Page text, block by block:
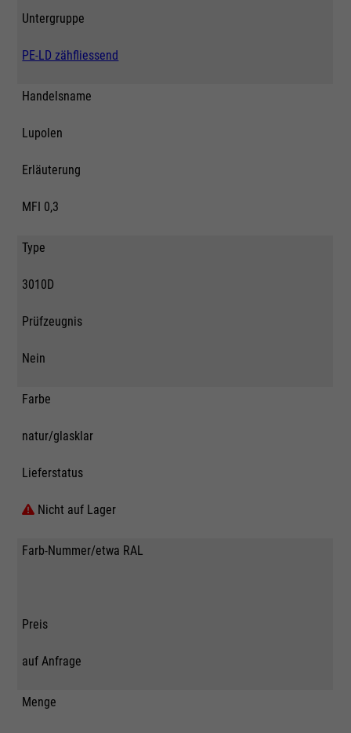
Untergruppe
PE-LD zähfliessend
Handelsname
Lupolen
Erläuterung
MFI 0,3
Type
3010D
Prüfzeugnis
Nein
Farbe
natur/glasklar
Lieferstatus
Nicht auf Lager
Farb-Nummer/etwa RAL
Preis
auf Anfrage
Menge